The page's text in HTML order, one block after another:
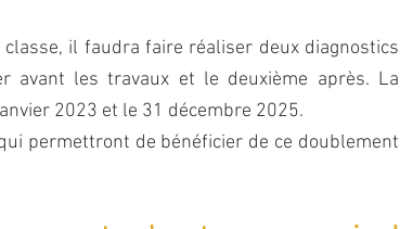
il faudra faire réaliser deux diagnostics
avant les travaux et le deuxième après. La
2023 et le 31 décembre 2025.
permettront de bénéficier de ce doublement